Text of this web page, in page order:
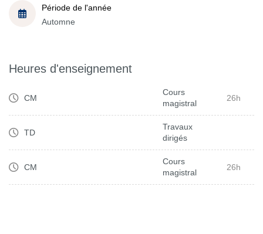
Période de l'année
Automne
Heures d'enseignement
CM
Cours
magistral
26h
TD
Travaux
dirigés
CM
Cours
magistral
26h